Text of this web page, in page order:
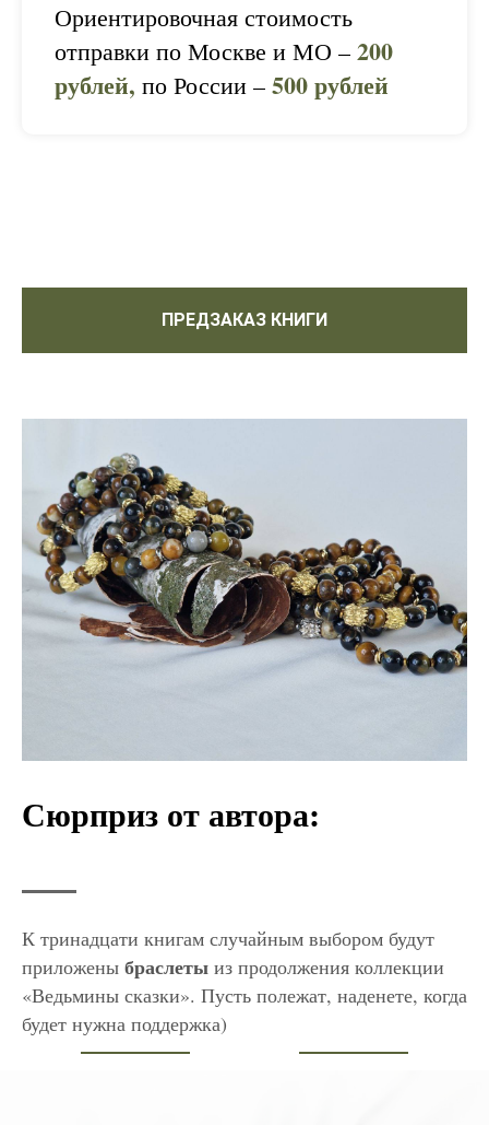
Ориентировочная стоимость
отправки по Москве и МО – 200
рублей, по России – 500 рублей
ПРЕДЗАКАЗ КНИГИ
Сюрприз от автора:
К тринадцати книгам случайным выбором будут
приложены браслеты из продолжения коллекции
«Ведьмины сказки». Пусть полежат, наденете, когда
будет нужна поддержка)